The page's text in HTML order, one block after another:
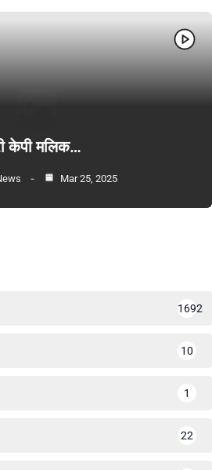
केपी मलिक…
Mar 25, 2025
1692
10
1
22